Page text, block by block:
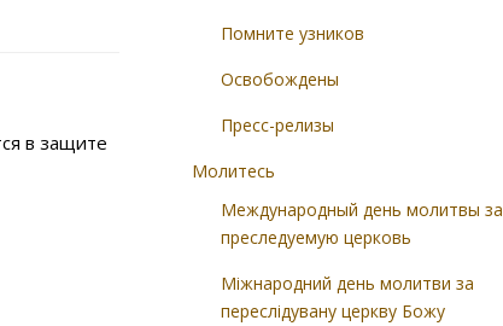
в защите
Помните узников
Освобождены
Пресс-релизы
Молитесь
Международный день молитвы за
преследуемую церковь
Міжнародний день молитви за
переслідувану церкву Божу